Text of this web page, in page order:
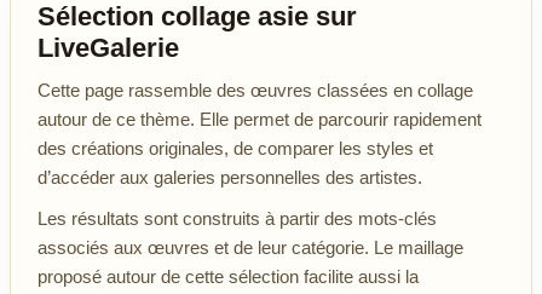
Sélection collage asie sur
LiveGalerie
Cette page rassemble des œuvres classées en collage
autour de ce thème. Elle permet de parcourir rapidement
des créations originales, de comparer les styles et
d’accéder aux galeries personnelles des artistes.
Les résultats sont construits à partir des mots-clés
associés aux œuvres et de leur catégorie. Le maillage
proposé autour de cette sélection facilite aussi la